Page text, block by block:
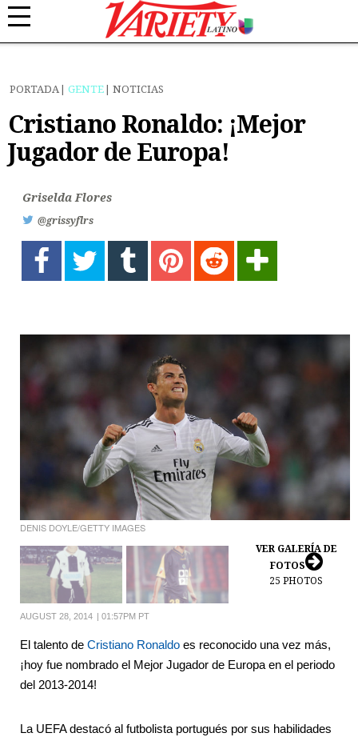
PORTADA GENTE NOTICIAS
Cristiano Ronaldo: ¡Mejor
Jugador de Europa!
Griselda Flores
@grissyflrs
DENIS DOYLE/GETTY IMAGES
VER GALERÍA DE
FOTOS
25 PHOTOS
AUGUST 28, 2014 01:57PM PT
El talento de Cristiano Ronaldo es reconocido una vez más,
¡hoy fue nombrado el Mejor Jugador de Europa en el periodo
del 2013-2014!
La UEFA destacó al futbolista portugués por sus habilidades